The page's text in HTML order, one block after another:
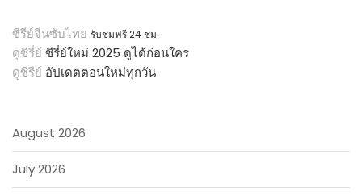
ซีรีย์จีนซับไทย รับชมฟรี 24 ชม.
ดูซีรี่ย์ ซีรี่ย์ใหม่ 2025 ดูได้ก่อนใคร
ดูซีรีย์ อัปเดตตอนใหม่ทุกวัน
August 2026
July 2026